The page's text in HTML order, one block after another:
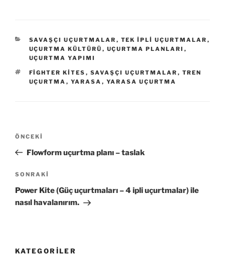
KATEGORILER
SAVAŞÇI UÇURTMALAR , TEK IPLI UÇURTMALAR ,
UÇURTMA KÜLTÜRÜ , UÇURTMA PLANLARI ,
UÇURTMA YAPIMI
ETIKETLER
FIGHTER KITES , SAVAŞÇI UÇURTMALAR , TREN
UÇURTMA , YARASA , YARASA UÇURTMA
Yazı
Önceki
Yazı
ÖNCEKI
Flowform uçurtma planı – taslak
Sonraki
Yazı
SONRAKI
Power Kite (Güç uçurtmaları – 4 ipli uçurtmalar) ile
nasıl havalanırım.
KATEGORILER